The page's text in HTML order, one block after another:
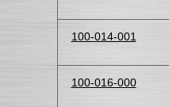
100-014-001
100-016-000